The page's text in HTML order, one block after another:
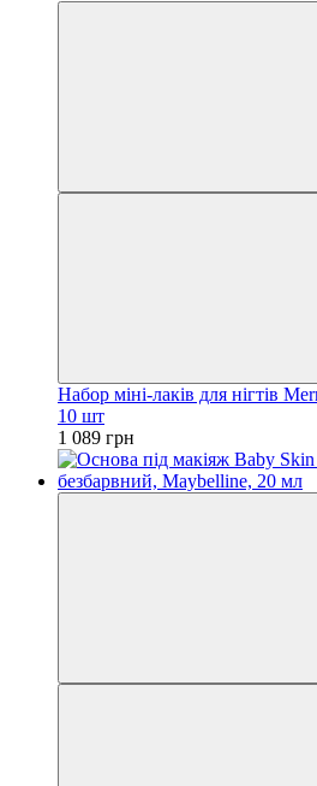
Набор міні-лаків для нігтів
10 шт
1 089 грн